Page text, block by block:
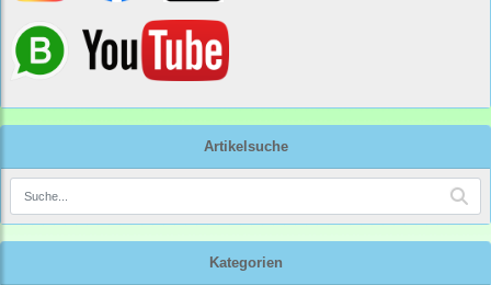
Artikelsuche
Kategorien